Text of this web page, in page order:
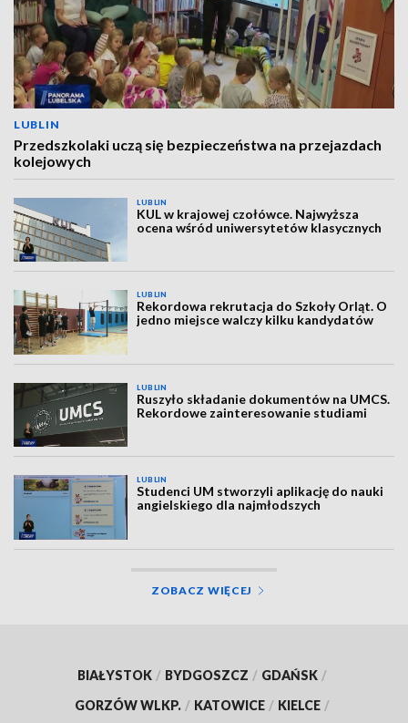
LUBLIN
Przedszkolaki uczą się bezpieczeństwa na przejazdach
kolejowych
LUBLIN
KUL w krajowej czołówce. Najwyższa
ocena wśród uniwersytetów klasycznych
LUBLIN
Rekordowa rekrutacja do Szkoły Orląt. O
jedno miejsce walczy kilku kandydatów
LUBLIN
Ruszyło składanie dokumentów na UMCS.
Rekordowe zainteresowanie studiami
LUBLIN
Studenci UM stworzyli aplikację do nauki
angielskiego dla najmłodszych
ZOBACZ WIĘCEJ
BIAŁYSTOK / BYDGOSZCZ / GDAŃSK /
GORZÓW WLKP. / KATOWICE / KIELCE /